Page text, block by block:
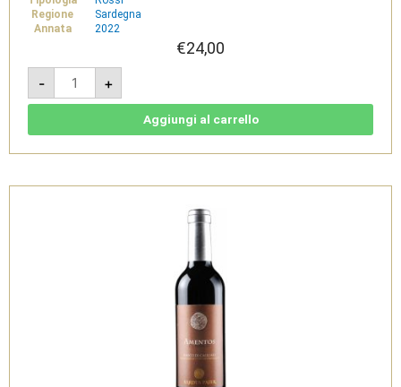
Regione
Sardegna
Annata
2022
€24,00
-
Is
Arenas
2022
-
Riserva
Sardus
+
Aggiungi al carrello